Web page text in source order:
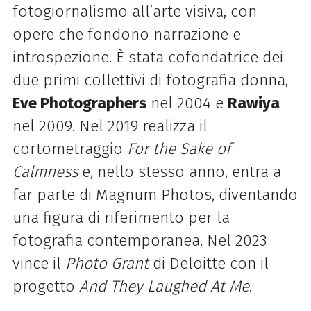
fotogiornalismo all’arte visiva, con
opere che fondono narrazione e
introspezione. È stata cofondatrice dei
due primi collettivi di fotografia donna,
Eve Photographersnel 2004 e Rawiya
nel 2009. Nel 2019 realizza il
cortometraggio For the Sake of
Calmnesse, nello stesso anno, entra a
far parte di Magnum Photos, diventando
una figura di riferimento per la
fotografia contemporanea. Nel 2023
vince il Photo Grantdi Deloitte con il
progetto And They Laughed At Me.